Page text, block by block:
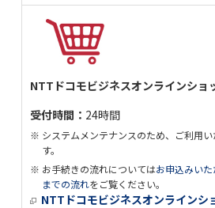
NTTドコモビジネスオンラインショ
受付時間： 24時間
システムメンテナンスのため、ご利用
す。
お手続きの流れについてはお申込みい
までの流れをご覧ください。
NTTドコモビジネスオンラインシ